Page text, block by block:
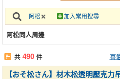
會員功能選單
註冊會員
阿松 加入常用搜尋
阿松同人周邊
共490 件 喜
【おそ松さん】材木松透明壓克力